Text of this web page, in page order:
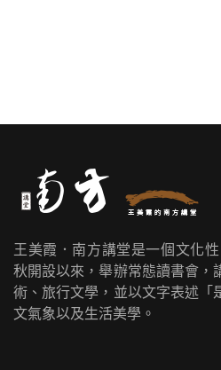
王美霞．南方講堂是一個文化
秋開設以來，舉辦常態讀書會，
術、旅行文學，並以文字表述「
文氣象以及生活美學。